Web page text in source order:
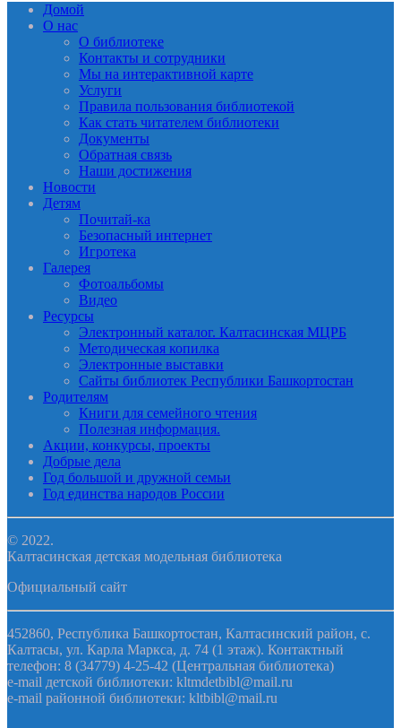
Домой
О нас
О библиотеке
Контакты и сотрудники
Мы на интерактивной карте
Услуги
Правила пользования библиотекой
Как стать читателем библиотеки
Документы
Обратная связь
Наши достижения
Новости
Детям
Почитай-ка
Безопасный интернет
Игротека
Галерея
Фотоальбомы
Видео
Ресурсы
Электронный каталог. Калтасинская МЦРБ
Методическая копилка
Электронные выставки
Сайты библиотек Республики Башкортостан
Родителям
Книги для семейного чтения
Полезная информация.
Акции, конкурсы, проекты
Добрые дела
Год большой и дружной семьи
Год единства народов России
© 2022.
Калтасинская детская модельная библиотека
Официальный сайт
452860, Республика Башкортостан, Калтасинский район, с.
Калтасы, ул. Карла Маркса, д. 74 (1 этаж). Контактный
телефон: 8 (34779) 4-25-42 (Центральная библиотека)
e-mail детской библиотеки: kltmdetbibl@mail.ru
e-mail районной библиотеки: kltbibl@mail.ru